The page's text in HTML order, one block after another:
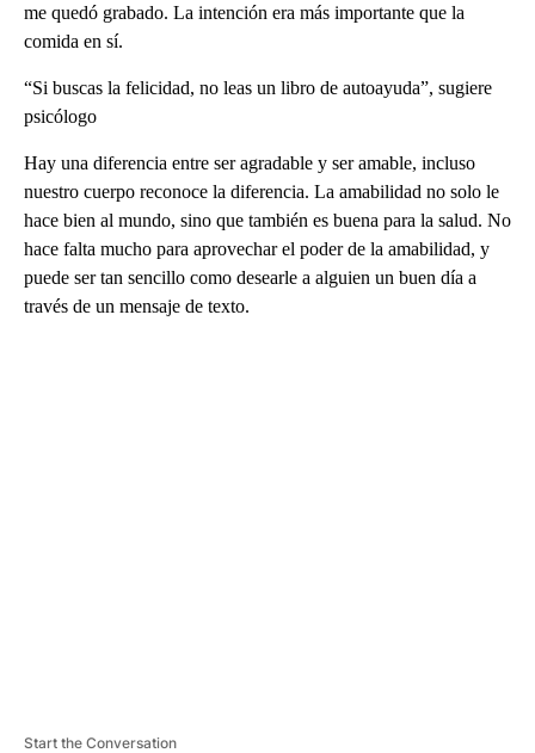
me quedó grabado. La intención era más importante que la
comida en sí.
“Si buscas la felicidad, no leas un libro de autoayuda”, sugiere
psicólogo
Hay una diferencia entre ser agradable y ser amable, incluso
nuestro cuerpo reconoce la diferencia. La amabilidad no solo le
hace bien al mundo, sino que también es buena para la salud. No
hace falta mucho para aprovechar el poder de la amabilidad, y
puede ser tan sencillo como desearle a alguien un buen día a
través de un mensaje de texto.
Start the Conversation